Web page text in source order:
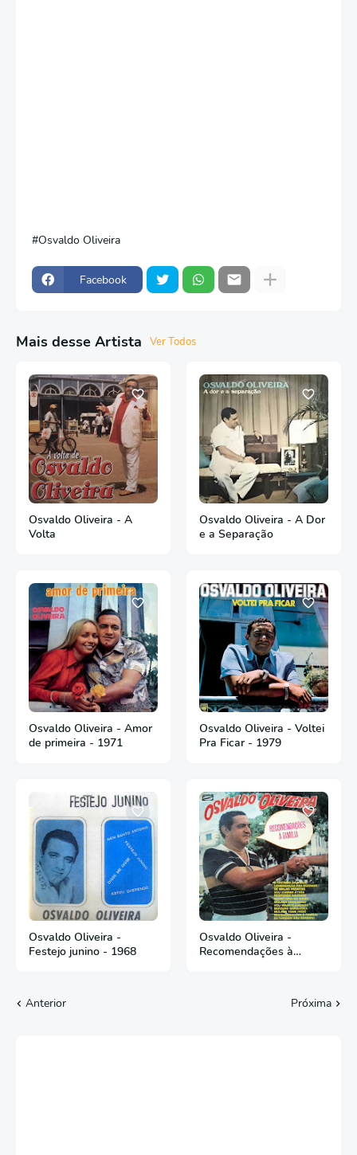
Osvaldo Oliveira
Facebook
Mais desse Artista Ver Todos
Osvaldo Oliveira - A
Volta
Osvaldo Oliveira - A Dor
e a Separação
Osvaldo Oliveira - Amor
de primeira - 1971
Osvaldo Oliveira - Voltei
Pra Ficar - 1979
Osvaldo Oliveira -
Festejo junino - 1968
Osvaldo Oliveira -
Recomendações à
Anterior Próxima